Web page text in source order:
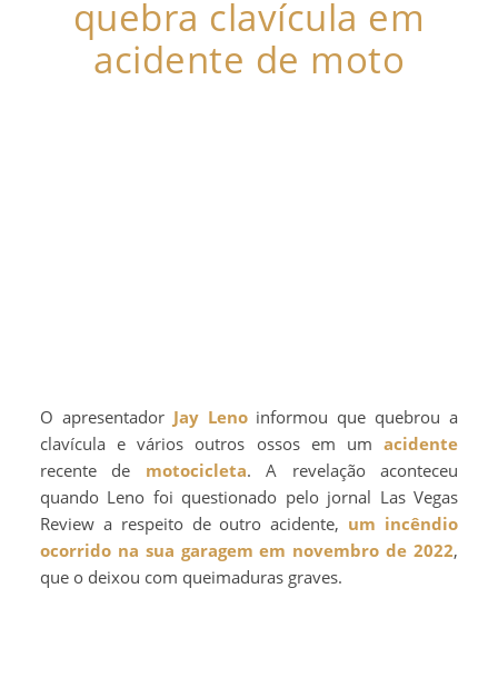
quebra clavícula em
acidente de moto
O apresentador Jay Lenoinformou que quebrou a
clavícula e vários outros ossos em um acidente
recente de motocicleta. A revelação aconteceu
quando Leno foi questionado pelo jornal Las Vegas
Review a respeito de outro acidente, um incêndio
ocorrido na sua garagem em novembro de 2022,
que o deixou com queimaduras graves.